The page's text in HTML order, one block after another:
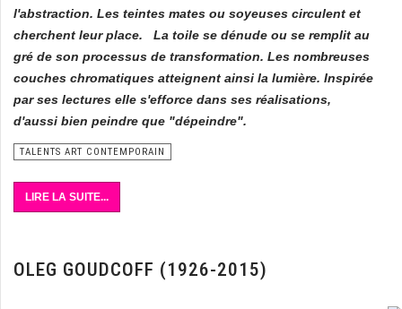
l'abstraction. Les teintes mates ou soyeuses circulent et
cherchent leur place. La toile se dénude ou se remplit au
gré de son processus de transformation. Les nombreuses
couches chromatiques atteignent ainsi la lumière. Inspirée
par ses lectures elle s'efforce dans ses réalisations,
d'aussi bien peindre que "dépeindre".
TALENTS ART CONTEMPORAIN
LIRE LA SUITE...
OLEG GOUDCOFF (1926-2015)